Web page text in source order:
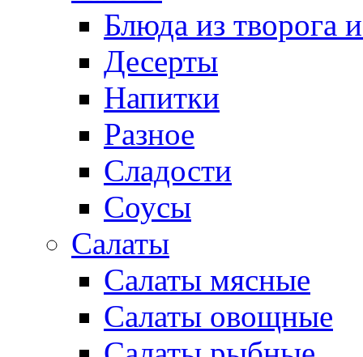
Блюда из творога
Десерты
Напитки
Разное
Сладости
Соусы
Салаты
Салаты мясные
Салаты овощные